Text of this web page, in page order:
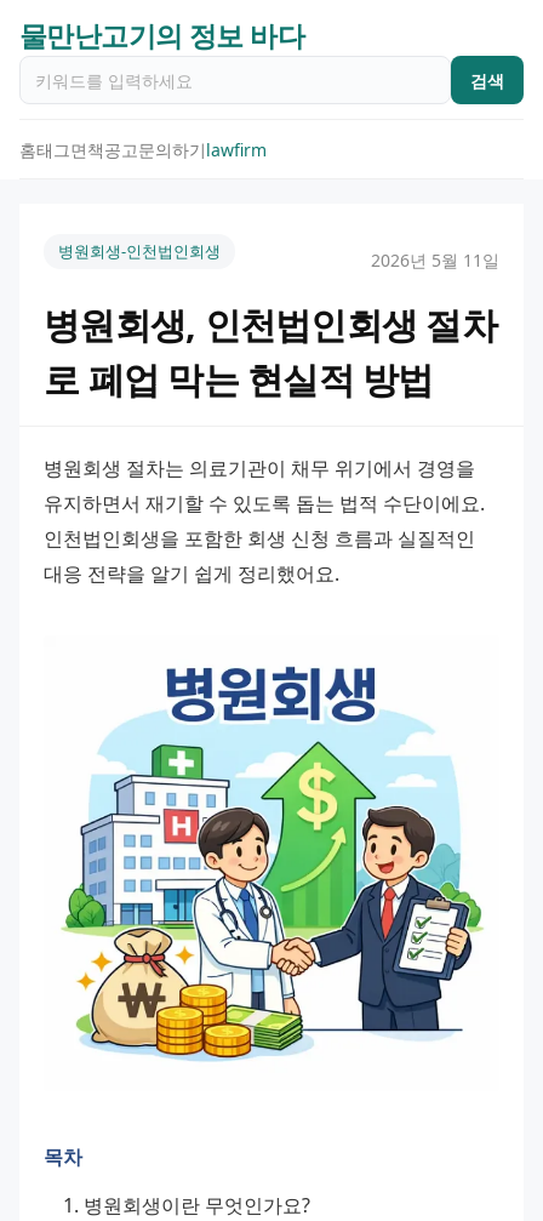
물만난고기의 정보 바다
검색
홈태그면책공고문의하기lawfirm
병원회생-인천법인회생 2026년 5월 11일
병원회생, 인천법인회생 절차
로 폐업 막는 현실적 방법
병원회생 절차는 의료기관이 채무 위기에서 경영을
유지하면서 재기할 수 있도록 돕는 법적 수단이에요.
인천법인회생을 포함한 회생 신청 흐름과 실질적인
대응 전략을 알기 쉽게 정리했어요.
목차
병원회생이란 무엇인가요?